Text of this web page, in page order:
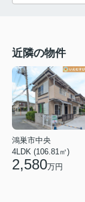
近隣の物件
鴻巣市中央
4LDK (106.81㎡)
2,580万円